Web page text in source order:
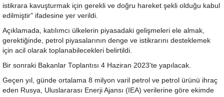
istikrara kavuşturmak için gerekli ve doğru hareket şekli olduğu kabul
edilmiştir" ifadesine yer verildi.
Açıklamada, katılımcı ülkelerin piyasadaki gelişmeleri ele almak,
gerektiğinde, petrol piyasalarının denge ve istikrarını desteklemek
için acil olarak toplanabilecekleri belirtildi.
Bir sonraki Bakanlar Toplantısı 4 Haziran 2023'te yapılacak.
Geçen yıl, günde ortalama 8 milyon varil petrol ve petrol ürünü ihraç
eden Rusya, Uluslararası Enerji Ajansı (IEA) verilerine göre ekimde